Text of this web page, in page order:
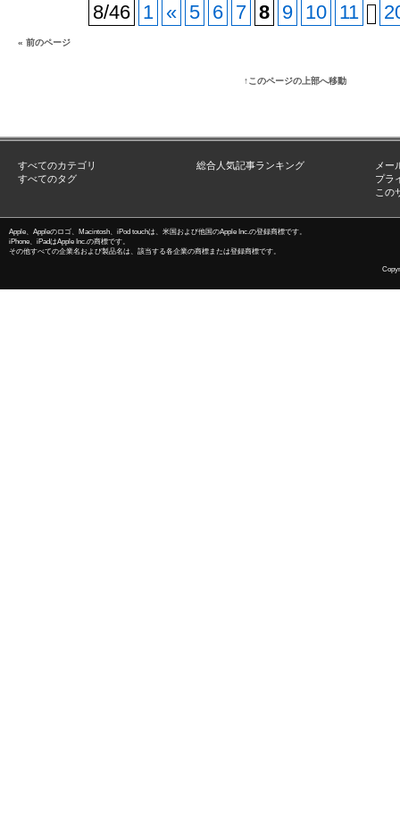
8/46 1 « 5 6 7 8 9 10 11
« 前のページ
↑このページの上部へ移動
すべてのカテゴリ
すべてのタグ
総合人気記事ランキング
メー
プラ
この
Apple、Appleのロゴ、Macintosh、iPod touchは、米国および他国のApple Inc.の登録商標です。
iPhone、iPadはApple Inc.の商標です。
その他すべての企業名および製品名は、該当する各企業の商標または登録商標です。